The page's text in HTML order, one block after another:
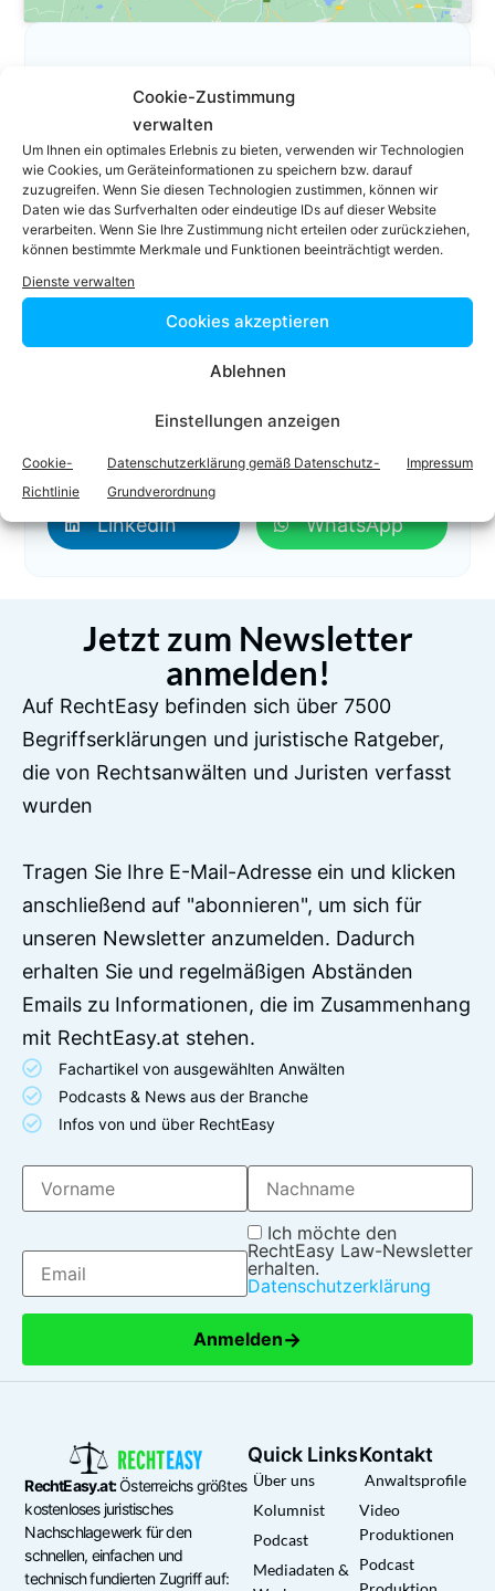
Cookie-Zustimmung
verwalten
Um Ihnen ein optimales Erlebnis zu bieten, verwenden wir Technologien
wie Cookies, um Geräteinformationen zu speichern bzw. darauf
zuzugreifen. Wenn Sie diesen Technologien zustimmen, können wir
Daten wie das Surfverhalten oder eindeutige IDs auf dieser Website
verarbeiten. Wenn Sie Ihre Zustimmung nicht erteilen oder zurückziehen,
können bestimmte Merkmale und Funktionen beeinträchtigt werden.
Dienste verwalten
Cookies akzeptieren
Ablehnen
Einstellungen anzeigen
Cookie-
Richtlinie
Datenschutzerklärung gemäß Datenschutz-
Grundverordnung
Impressum
Das ist mein Profil
05572 / 25 8 71
05572/25871-2
office@fischer-walla.at
Homepage
Facebook Twitter
LinkedIn WhatsApp
Jetzt zum Newsletter
anmelden!
Auf RechtEasy befinden sich über 7500
Begriffserklärungen und juristische Ratgeber,
die von Rechtsanwälten und Juristen verfasst
wurden
Tragen Sie Ihre E-Mail-Adresse ein und klicken
anschließend auf "abonnieren", um sich für
unseren Newsletter anzumelden. Dadurch
erhalten Sie und regelmäßigen Abständen
Emails zu Informationen, die im Zusammenhang
mit RechtEasy.at stehen.
Fachartikel von ausgewählten Anwälten
Podcasts & News aus der Branche
Infos von und über RechtEasy
Ich möchte den
RechtEasy Law-Newsletter
erhalten.
Datenschutzerklärung
Anmelden→
RechtEasy.at:Österreichs größtes
kostenloses juristisches
Nachschlagewerk für den
schnellen, einfachen und
technisch fundierten Zugriff auf:
Quick Links
Über uns
Kolumnist
Podcast
Mediadaten &
Kontakt
Anwaltsprofile
Video
Produktionen
Podcast